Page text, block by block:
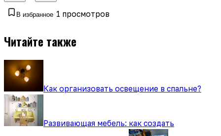
В избранное 1 просмотров
Читайте также
Как организовать освещение в спальне?
Развивающая мебель: как создать